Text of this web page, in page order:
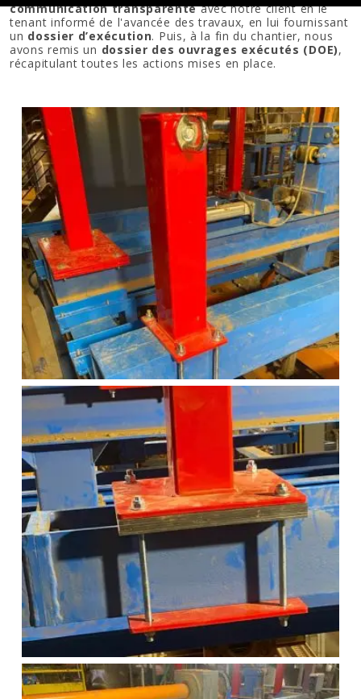
communication transparenteavec notre client en le
tenant informé de l'avancée des travaux, en lui fournissant
un dossier d’exécution. Puis, à la fin du chantier, nous
avons remis un dossier des ouvrages exécutés (DOE),
récapitulant toutes les actions mises en place.